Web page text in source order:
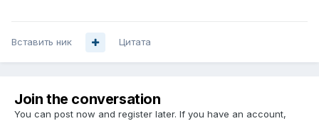
Вставить ник Цитата
Join the conversation
You can post now and register later. If you have an account,